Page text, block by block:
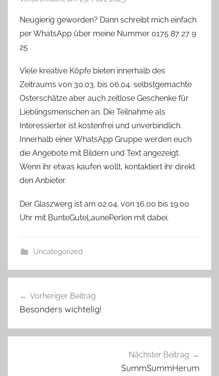
n
G
s
z
w
e
r
g
Neugierig geworden? Dann schreibt mich einfach
per WhatsApp über meine Nummer 0175 87 27 9
25
Viele kreative Köpfe bieten innerhalb des
Zeitraums von 30.03. bis 06.04. selbstgemachte
Osterschätze aber auch zeitlose Geschenke für
Lieblingsmenschen an. Die Teilnahme als
Interessierter ist kostenfrei und unverbindlich.
Innerhalb einer WhatsApp Gruppe werden euch
die Angebote mit Bildern und Text angezeigt.
Wenn ihr etwas kaufen wollt, kontaktiert ihr direkt
den Anbieter.
Der Glaszwerg ist am 02.04. von 16.00 bis 19.00
Uhr mit BunteGuteLaunePerlen mit dabei.
Uncategorized
Vorheriger Beitrag
Besonders wichtelig!
Nächster Beitrag
SummSummHerum